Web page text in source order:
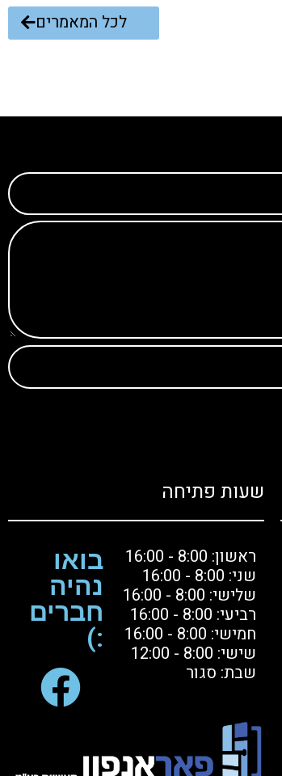
לכל המאמרים
שעות פתיחה
ראשון: 8:00 - 16:00
שני: 8:00 - 16:00
שלישי: 8:00 - 16:00
רביעי: 8:00 - 16:00
חמישי: 8:00 - 16:00
שישי: 8:00 - 12:00
שבת: סגור
בואו
נהיה
חברים
:)